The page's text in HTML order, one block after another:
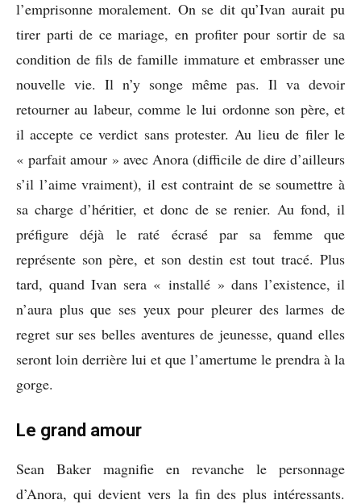
l’emprisonne moralement. On se dit qu’Ivan aurait pu
tirer parti de ce mariage, en profiter pour sortir de sa
condition de fils de famille immature et embrasser une
nouvelle vie. Il n’y songe même pas. Il va devoir
retourner au labeur, comme le lui ordonne son père, et
il accepte ce verdict sans protester. Au lieu de filer le
« parfait amour » avec Anora (difficile de dire d’ailleurs
s’il l’aime vraiment), il est contraint de se soumettre à
sa charge d’héritier, et donc de se renier. Au fond, il
préfigure déjà le raté écrasé par sa femme que
représente son père, et son destin est tout tracé. Plus
tard, quand Ivan sera « installé » dans l’existence, il
n’aura plus que ses yeux pour pleurer des larmes de
regret sur ses belles aventures de jeunesse, quand elles
seront loin derrière lui et que l’amertume le prendra à la
gorge.
Le grand amour
Sean Baker magnifie en revanche le personnage
d’Anora, qui devient vers la fin des plus intéressants.